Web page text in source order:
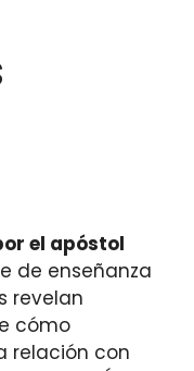
el apóstol
de enseñanza
revelan
cómo
relación con